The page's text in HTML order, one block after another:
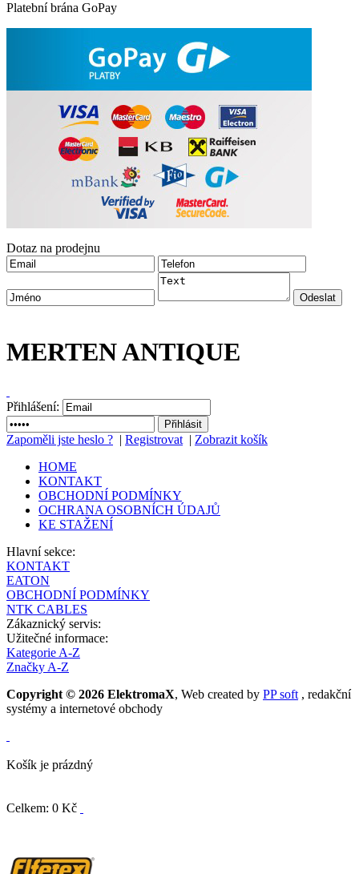
Platební brána GoPay
Dotaz na prodejnu
MERTEN ANTIQUE
Přihlášení:
Zapoměli jste heslo ? | Registrovat | Zobrazit košík
HOME
KONTAKT
OBCHODNÍ PODMÍNKY
OCHRANA OSOBNÍCH ÚDAJŮ
KE STAŽENÍ
Hlavní sekce:
KONTAKT
EATON
OBCHODNÍ PODMÍNKY
NTK CABLES
Zákaznický servis:
Užitečné informace:
Kategorie A-Z
Značky A-Z
Copyright © 2026 ElektromaX, Web created by PP soft , redakční
systémy a internetové obchody
Košík je prázdný
Celkem: 0 Kč